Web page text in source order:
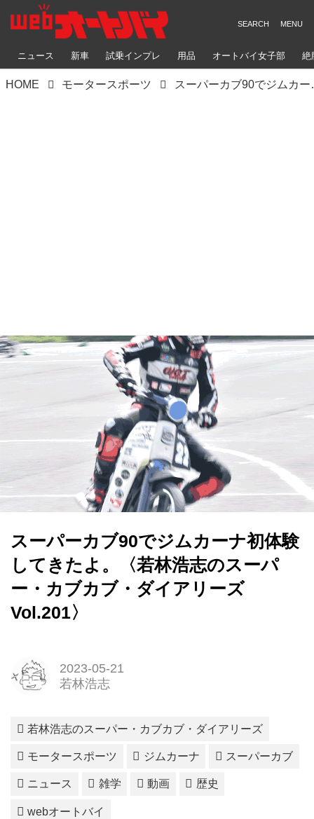
ニュース 新車 試乗インプレ 用品 オートバイ女子部 絶
HOME モータースポーツ スーパーカブ
スーパーカブ90でジムカーナ初体験
してきたよ。〈若林浩志のスーパ
ー・カブカブ・ダイアリーズ
Vol.201〉
2023-05-21
若林浩志
若林浩志のスーパー・カブカブ・ダイアリーズ
モータースポーツ ジムカーナ スーパーカブ
ニュース 雑学 動画 歴史
webオートバイ